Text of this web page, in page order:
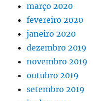
março 2020
fevereiro 2020
janeiro 2020
dezembro 2019
novembro 2019
outubro 2019
setembro 2019